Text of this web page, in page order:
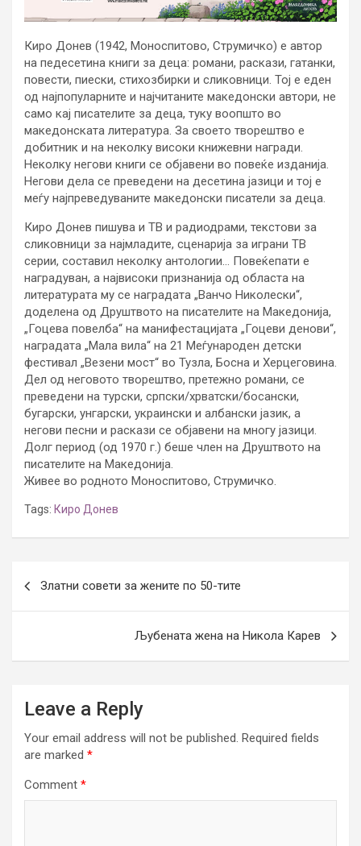
Киро Донев (1942, Моноспитово, Струмичко) е автор
на педесетина книги за деца: романи, раскази, гатанки,
повести, пиески, стихозбирки и сликовници. Тој е еден
од најпопуларните и најчитаните македонски автори, не
само кај писателите за деца, туку воопшто во
македонската литература. За своето творештво е
добитник и на неколку високи книжевни награди.
Неколку негови книги се објавени во повеќе изданија.
Негови дела се преведени на десетина јазици и тој е
меѓу најпреведуваните македонски писатели за деца.
Киро Донев пишува и ТВ и радиодрами, текстови за
сликовници за најмладите, сценарија за играни ТВ
серии, составил неколку антологии… Повеќепати е
наградуван, а највисоки признанија од областа на
литературата му се наградата „Ванчо Николески“,
доделена од Друштвото на писателите на Македонија,
„Гоцева повелба“ на манифестацијата „Гоцеви денови“,
наградата „Мала вила“ на 21 Меѓународен детски
фестивал „Везени мост“ во Тузла, Босна и Херцеговина.
Дел од неговото творештво, претежно романи, се
преведени на турски, српски/хрватски/босански,
бугарски, унгарски, украински и албански јазик, а
негови песни и раскази се објавени на многу јазици.
Долг период (од 1970 г.) беше член на Друштвото на
писателите на Македонија.
Живее во родното Моноспитово, Струмичко.
Tags: Киро Донев
Златни совети за жените по 50-тите
Љубената жена на Никола Карев
Leave a Reply
Your email address will not be published. Required fields
are marked *
Comment *